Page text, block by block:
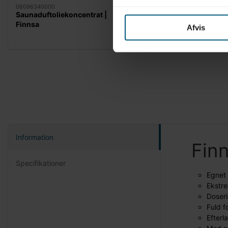
Afvis
06096340000
Saunaduftoliekoncentrat |
Finnsa
Saunaduftkoncentrat
Information
Specifikationer
Egnet
Fuld